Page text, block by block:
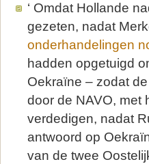
‘ Omdat Hollande
gezeten, nadat
onderhandelingen
hadden opgetuigd
Oekraïne – zodat
door de NAVO, met
verdedigen, nadat
antwoord op
van de twee